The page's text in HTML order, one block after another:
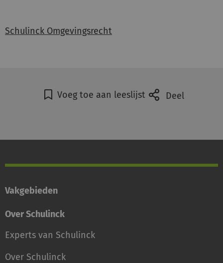
Schulinck Omgevingsrecht
Voeg toe aan leeslijst Deel
Vakgebieden
Over Schulinck
Experts van Schulinck
Over Schulinck